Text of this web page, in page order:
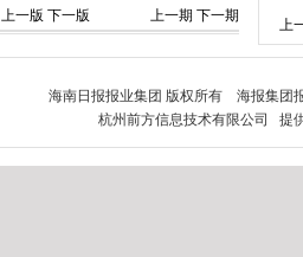
上一版 下一版 上一期 下一期
上